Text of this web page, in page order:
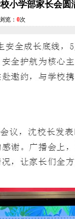
小学部家长会圆
览： 0次